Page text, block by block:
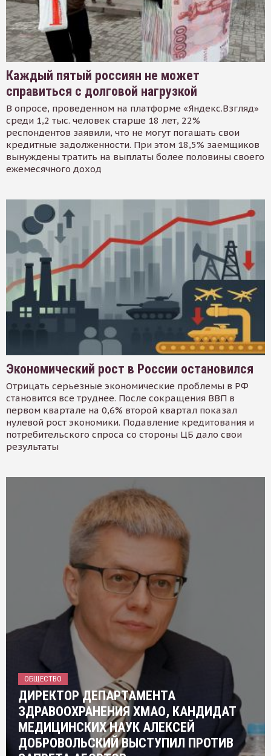
Каждый пятый россиян не может
справиться с долговой нагрузкой
В опросе, проведенном на платформе «Яндекс.Взгляд»
среди 1,2 тыс. человек старше 18 лет, 22%
респондентов заявили, что не могут погашать свои
кредитные задолженности. При этом 18,5% заемщиков
вынуждены тратить на выплаты более половины своего
ежемесячного доход
Экономический рост в России остановился
Отрицать серьезные экономические проблемы в РФ
становится все труднее. После сокращения ВВП в
первом квартале на 0,6% второй квартал показал
нулевой рост экономики. Подавление кредитования и
потребительского спроса со стороны ЦБ дало свои
результаты
ОБЩЕСТВО
ДИРЕКТОР ДЕПАРТАМЕНТА
ЗДРАВООХРАНЕНИЯ ХМАО, КАНДИДАТ
МЕДИЦИНСКИХ НАУК АЛЕКСЕЙ
ДОБРОВОЛЬСКИЙ ВЫСТУПИЛ ПРОТИВ